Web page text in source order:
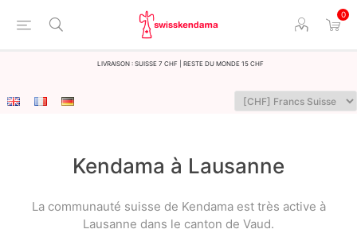
0
LIvraison : Suisse 7 CHF | Reste du monde 15 CHF
Kendama à Lausanne
La communauté suisse de Kendama est très active à
Lausanne dans le canton de Vaud.